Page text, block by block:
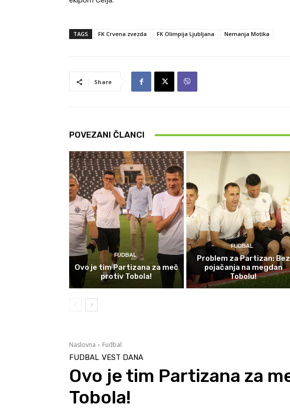
TAGS FK Crvena zvezda FK Olimpija Ljubljana Nemanja Motika
Share
POVEZANI ČLANCI
FUDBAL
Ovo je tim Partizana za meč
protiv Tobola!
FUDBAL
Problem za Partizan: Bez
pojačanja na megdan
Tobolu!